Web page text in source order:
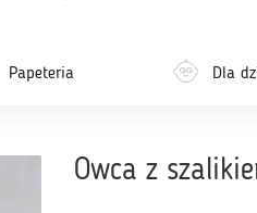
Papeteria Dla
Owca z